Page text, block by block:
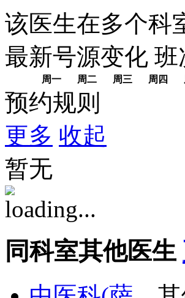
该医生在多个科
最新号源变化 班
周一 周二 周三 周四
预约规则
更多 收起
暂无
同科室其他医生